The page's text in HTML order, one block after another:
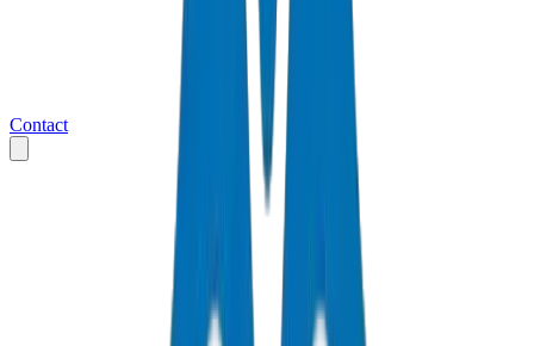
Contact